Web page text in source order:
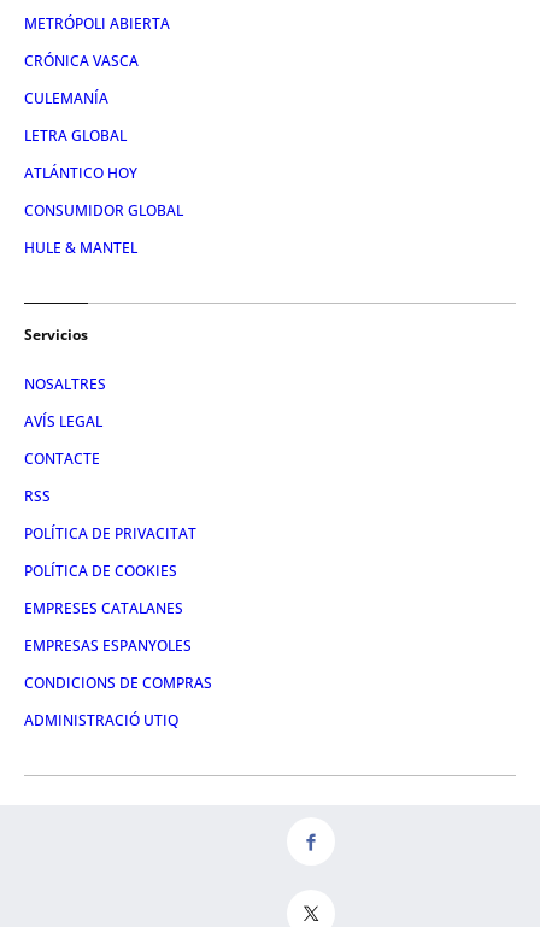
METRÓPOLI ABIERTA
CRÓNICA VASCA
CULEMANÍA
LETRA GLOBAL
ATLÁNTICO HOY
CONSUMIDOR GLOBAL
HULE & MANTEL
Servicios
NOSALTRES
AVÍS LEGAL
CONTACTE
RSS
POLÍTICA DE PRIVACITAT
POLÍTICA DE COOKIES
EMPRESES CATALANES
EMPRESAS ESPANYOLES
CONDICIONS DE COMPRAS
ADMINISTRACIÓ UTIQ